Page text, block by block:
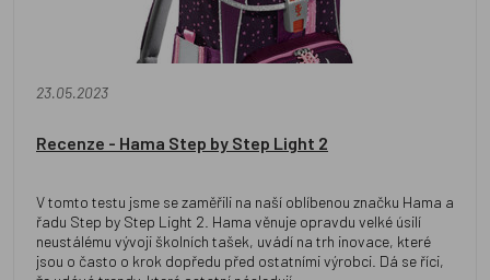
23.05.2023
Recenze - Hama Step by Step Light 2
V tomto testu jsme se zaměřili na naší oblíbenou značku Hama a
řadu Step by Step Light 2. Hama věnuje opravdu velké úsilí
neustálému vývoji školních tašek, uvádí na trh inovace, které
jsou o často o krok dopředu před ostatními výrobci. Dá se říci,